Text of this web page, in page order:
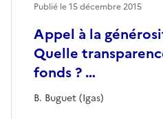
Appel à la
Quelle
fonds ? …
B. Buguet (Igas)
Publié le15 décembre 2015